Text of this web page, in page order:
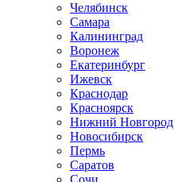
Челябинск
Самара
Калининград
Воронеж
Екатеринбург
Ижевск
Краснодар
Красноярск
Нижний Новгород
Новосибирск
Пермь
Саратов
Сочи